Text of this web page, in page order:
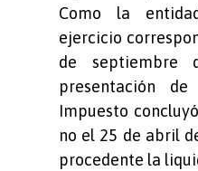
Como la
ejercicio
de septiembre
presentación
Impuesto
no el 25 de abril
procedente la